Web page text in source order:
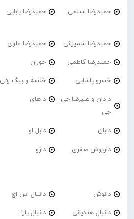
حمیدرضا اسلمی حمیدرضا بابایی
حمیدرضا شمیرانی حمیدرضا علوی
حمیدرضا کاظمی حوران
خسرو پاشایی خلسه و بیگ رفی
د دان و علیرضا جی
جی
د های
دابان دابل او
داریوش صفری داژو
دانوش دانیال اس اچ
دانیال هندیانی دانیال یارا